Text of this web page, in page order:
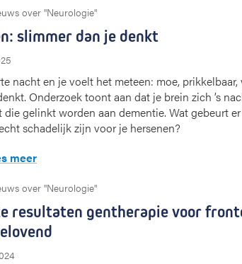
over "Neurologie"
slimmer dan je denkt
nacht en je voelt het meteen: moe,
Onderzoek toont aan dat je brein zich ’s
die gelinkt worden aan dementie. Wat gebeurt
schadelijk zijn voor je hersenen?
meer
over "Neurologie"
resultaten gentherapie voor